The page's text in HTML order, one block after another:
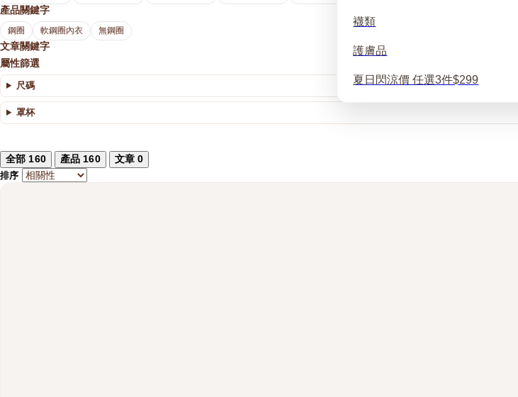
襪類
護膚品
夏日閃涼價 任選3件$299
產品關鍵字
鋼圈 軟鋼圈內衣 無鋼圈
文章關鍵字
屬性篩選
尺碼
罩杯
全部 160 產品 160 文章0
排序